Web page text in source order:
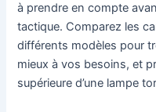
à prendre en compte
tactique. Comparez les
différents modèles pour
mieux à vos besoins, et
supérieure d’une lampe